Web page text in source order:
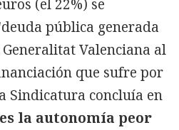
(el 22%) se
pública generada
Valenciana al
que sufre por
Sindicatura concluía en
la autonomía peor